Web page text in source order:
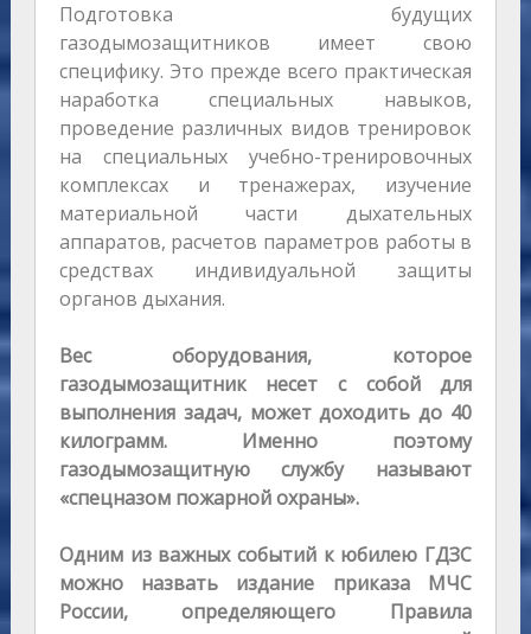
Подготовка будущих
газодымозащитников имеет свою
специфику. Это прежде всего практическая
наработка специальных навыков,
проведение различных видов тренировок
на специальных учебно-тренировочных
комплексах и тренажерах, изучение
материальной части дыхательных
аппаратов, расчетов параметров работы в
средствах индивидуальной защиты
органов дыхания.
Вес оборудования, которое
газодымозащитник несет с собой для
выполнения задач, может доходить до 40
килограмм. Именно поэтому
газодымозащитную службу называют
«спецназом пожарной охраны».
Одним из важных событий к юбилею ГДЗС
можно назвать издание приказа МЧС
России, определяющего Правила